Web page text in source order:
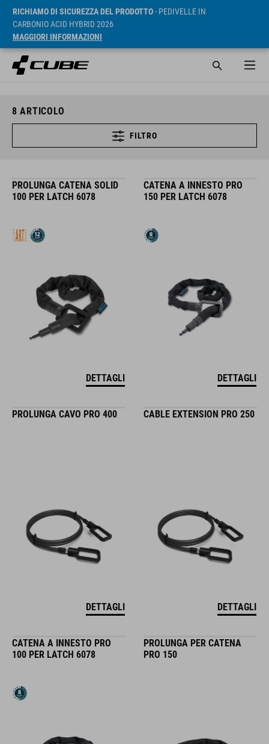
RICHIAMO DI SICUREZZA DEL PRODOTTO- PEDIVELLE IN
CARBONIO ACID HYBRID 2026
MAGGIORI INFORMAZIONI
8 ARTICOLO
FILTRO
PROLUNGA CATENA SOLID
100 PER LATCH 6078
DETTAGLI
CATENA A INNESTO PRO
150 PER LATCH 6078
DETTAGLI
PROLUNGA CAVO PRO 400
DETTAGLI
CABLE EXTENSION PRO 250
DETTAGLI
CATENA A INNESTO PRO
100 PER LATCH 6078
PROLUNGA PER CATENA
PRO 150